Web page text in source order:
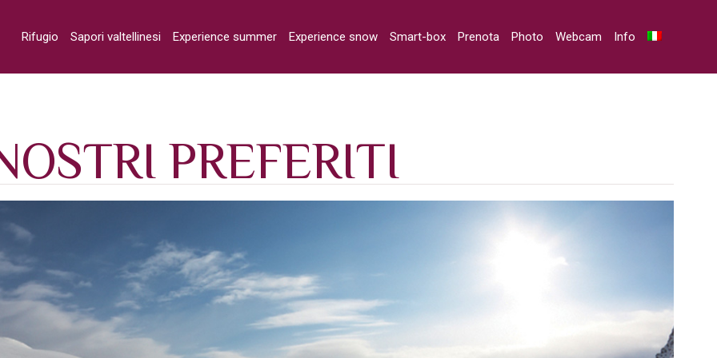
Rifugio Sapori valtellinesi Experience summer Experience snow Smart-box Prenota Photo Webcam Info
PREFERITI